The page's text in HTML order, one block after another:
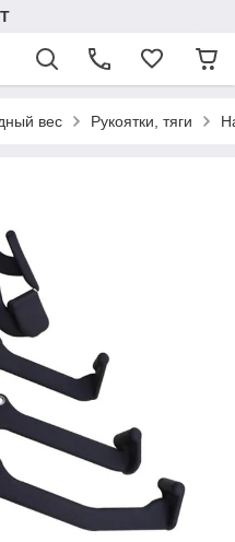
вес Рукоятки, тяги